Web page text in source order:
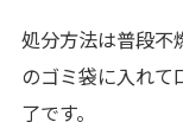
処分方法は普段不
のゴミ袋に入れて
了です。